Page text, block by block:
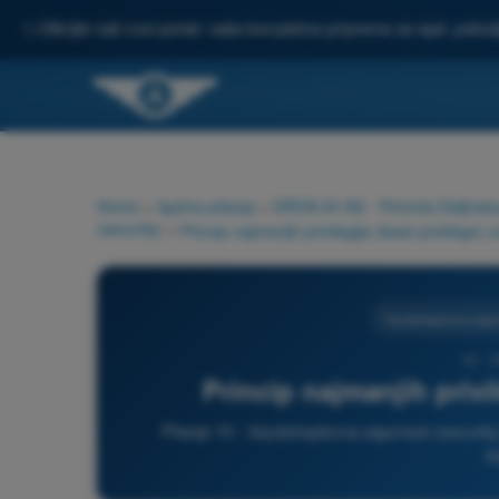
Otkrijte naš novi portal: vaša kompletna priprema za ispit,
Home Ispitna pitanja DRON A1/A3 - Potvrda
(security)
Princip najmanjih privilegija (least privilege)
Princip najmanjih
Pitanje 10 - Vazduhoplovna sigurnost